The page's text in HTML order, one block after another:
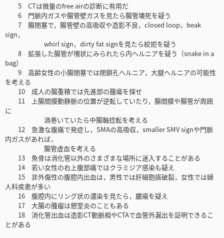
5 CTは微量のfree airの診断に有用だ
6 門脈内ガスや腸管壁ガスを見たら腸管壊死を疑う
7 腸閉塞で，腸管壁の高吸収や造影不良，closed loop，beak
sign，
whirl sign，dirty fat signを見たら絞扼を疑う
8 拡張した腸管が塊状にみられたら内ヘルニアを疑う（snake in a
bag）
9 高齢女性の小腸閉塞では閉鎖孔ヘルニア，大腿ヘルニアの可能性
を考える
10 成人の腸重積では先進部の腫瘍を探せ
11 上腸間膜動静脈の位置が逆転していたり，腸間膜や腸管が周囲
に
渦巻いていたら中腸軸捻転を考える
12 急激な腹痛で発症し，SMAの高吸収，smaller SMV signや門脈
内ガスがあれば，
腸管虚血を考える
13 魚骨は消化管以外のさまざまな場所に迷入することがある
14 若い女性の右上腹部痛ではクラミジア感染も疑え
15 非外傷性の腹腔内出血は，男性では肝細胞癌破裂，女性では婦
人科疾患が多い
16 腹腔内にリング状の濃染を見たら，膿瘍を疑え
17 大腸の腫瘤は憩室炎のこともある
18 消化管出血は造影CT動脈相やCTAで血管外漏出を証明できるこ
とがある